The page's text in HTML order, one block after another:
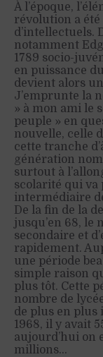
À l’époque,
révolution a
d’intellectuels.
notamment
1789 socio-
en puissance
devient alors
J’emprunte la
» à mon ami le
peuple » en
nouvelle, celle
cette tranche
génération
surtout à
scolarité qui va
intermédiaire
De la fin de la
jusqu’en 68, le
secondaire et
rapidement.
une période
simple raison
plus tôt. Cette
nombre de
de plus en plus
1968, il y avait
aujourd’hui on
millions…